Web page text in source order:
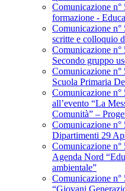
Comunicazione n°
formazione -
Comunicazione n°
scritte e colloquio
Comunicazione n°
Secondo gruppo
Comunicazione n°
Scuola Primaria
Comunicazione n°
all’evento “La
Comunità” –
Comunicazione n°
Dipartimenti 29
Comunicazione
Agenda Nord
ambientale”
Comunicazione